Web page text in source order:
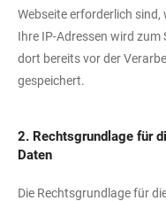
Webseite erforderlich
Ihre IP-Adressen wird
dort bereits vor der
gespeichert.
2. Rechtsgrundlage für
Daten
Die Rechtsgrundlage für